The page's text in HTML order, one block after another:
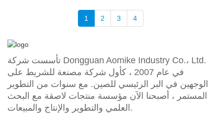
1 2 3 4
تأسست شركة Dongguan Aomike Industry Co.، Ltd.
في عام 2007 ، كأول شركة مصنعة للشريط على
الوجهين في البر الرئيسي للصين. مع سنوات من التطوير
المستمر ، أصبحنا الآن مؤسسة منتجات لاصقة مع البحث
العلمي والتطوير والإنتاج والمبيعات.